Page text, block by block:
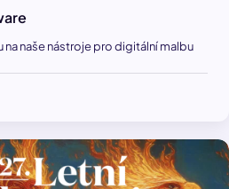
na naše nástroje pro digitální malbu